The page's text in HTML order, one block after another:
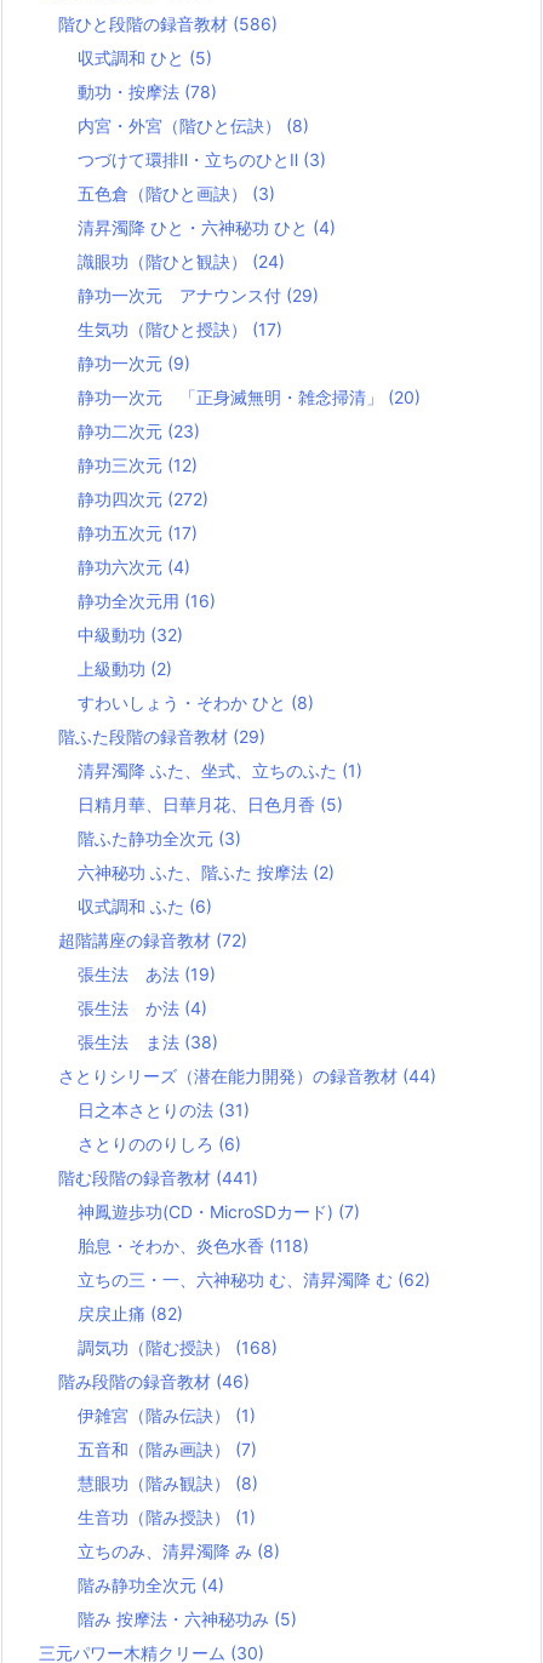
階ひと段階の録音教材 (586)
収式調和 ひと (5)
動功・按摩法 (78)
内宮・外宮（階ひと伝訣） (8)
つづけて環排Ⅱ・立ちのひとⅡ (3)
五色倉（階ひと画訣） (3)
清昇濁降 ひと・六神秘功 ひと (4)
識眼功（階ひと観訣） (24)
静功一次元 アナウンス付 (29)
生気功（階ひと授訣） (17)
静功一次元 (9)
静功一次元 「正身滅無明・雑念掃清」 (20)
静功二次元 (23)
静功三次元 (12)
静功四次元 (272)
静功五次元 (17)
静功六次元 (4)
静功全次元用 (16)
中級動功 (32)
上級動功 (2)
すわいしょう・そわか ひと (8)
階ふた段階の録音教材 (29)
清昇濁降 ふた、坐式、立ちのふた (1)
日精月華、日華月花、日色月香 (5)
階ふた静功全次元 (3)
六神秘功 ふた、階ふた 按摩法 (2)
収式調和 ふた (6)
超階講座の録音教材 (72)
張生法 あ法 (19)
張生法 か法 (4)
張生法 ま法 (38)
さとりシリーズ（潜在能力開発）の録音教材 (44)
日之本さとりの法 (31)
さとりののりしろ (6)
階む段階の録音教材 (441)
神鳳遊歩功(CD・MicroSDカード) (7)
胎息・そわか、炎色水香 (118)
立ちの三・一、六神秘功 む、清昇濁降 む (62)
戻戻止痛 (82)
調気功（階む授訣） (168)
階み段階の録音教材 (46)
伊雑宮（階み伝訣） (1)
五音和（階み画訣） (7)
慧眼功（階み観訣） (8)
生音功（階み授訣） (1)
立ちのみ、清昇濁降 み (8)
階み静功全次元 (4)
階み 按摩法・六神秘功み (5)
三元パワー木精クリーム (30)